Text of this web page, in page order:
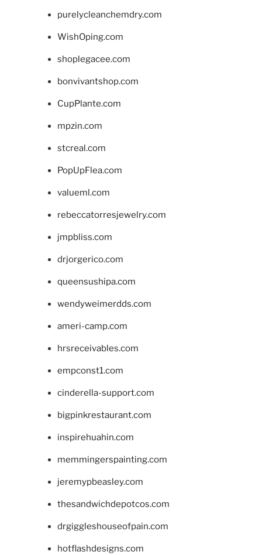
purelycleanchemdry.com
WishOping.com
shoplegacee.com
bonvivantshop.com
CupPlante.com
mpzin.com
stcreal.com
PopUpFlea.com
valueml.com
rebeccatorresjewelry.com
jmpbliss.com
drjorgerico.com
queensushipa.com
wendyweimerdds.com
ameri-camp.com
hrsreceivables.com
empconst1.com
cinderella-support.com
bigpinkrestaurant.com
inspirehuahin.com
memmingerspainting.com
jeremypbeasley.com
thesandwichdepotcos.com
drgiggleshouseofpain.com
hotflashdesigns.com